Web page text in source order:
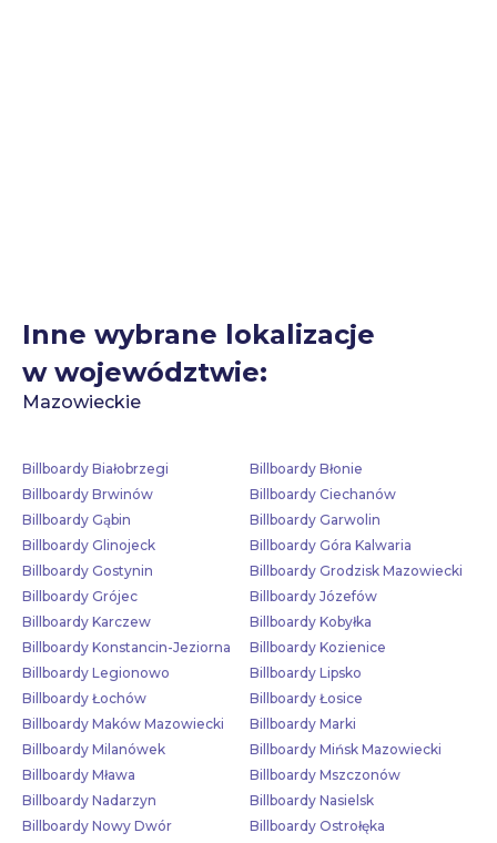
Inne wybrane lokalizacje
w województwie:
Mazowieckie
Billboardy Białobrzegi
Billboardy Błonie
Billboardy Brwinów
Billboardy Ciechanów
Billboardy Gąbin
Billboardy Garwolin
Billboardy Glinojeck
Billboardy Góra Kalwaria
Billboardy Gostynin
Billboardy Grodzisk Mazowiecki
Billboardy Grójec
Billboardy Józefów
Billboardy Karczew
Billboardy Kobyłka
Billboardy Konstancin-Jeziorna
Billboardy Kozienice
Billboardy Legionowo
Billboardy Lipsko
Billboardy Łochów
Billboardy Łosice
Billboardy Maków Mazowiecki
Billboardy Marki
Billboardy Milanówek
Billboardy Mińsk Mazowiecki
Billboardy Mława
Billboardy Mszczonów
Billboardy Nadarzyn
Billboardy Nasielsk
Billboardy Nowy Dwór
Billboardy Ostrołęka